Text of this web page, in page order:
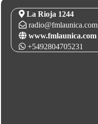
La Rioja 1244
radio@fmlaunica.com
www.fmlaunica.com
+5492804705231